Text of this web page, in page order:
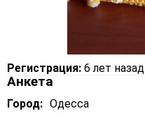
Регистрация: 6 лет назад
Анкета
Город: Одесса